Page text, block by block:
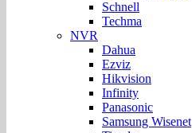
Schnell
Techma
NVR
Dahua
Ezviz
Hikvision
Infinity
Panasonic
Samsung Wisenet